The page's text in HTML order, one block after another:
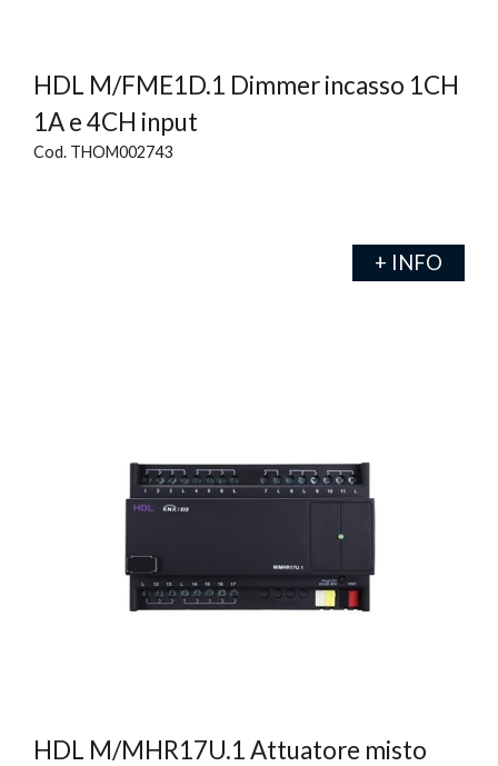
HDL M/FME1D.1 Dimmer incasso 1CH
1A e 4CH input
Cod. THOM002743
+ INFO
HDL M/MHR17U.1 Attuatore misto